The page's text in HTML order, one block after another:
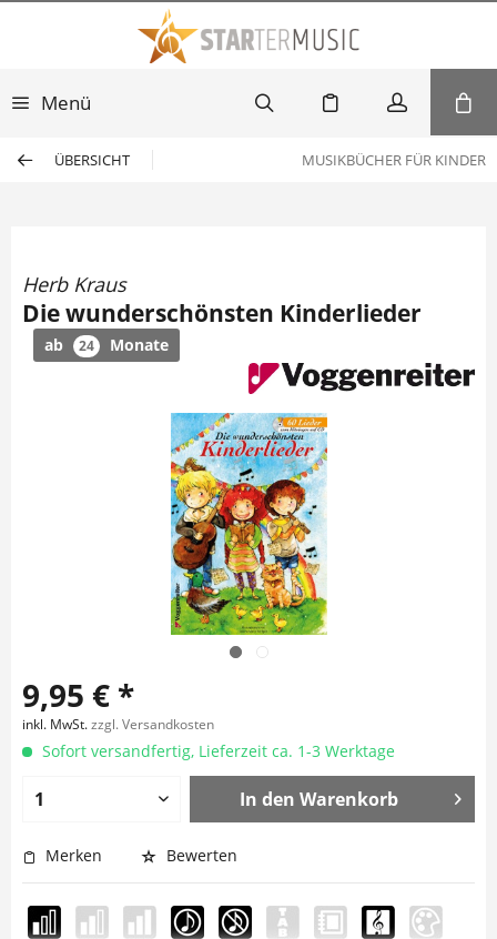
Menü
ÜBERSICHT MUSIKBÜCHER FÜR KINDER
Herb Kraus
Die wunderschönsten Kinderlieder
ab 24 Monate
9,95 € *
inkl. MwSt.zzgl. Versandkosten
Sofort versandfertig, Lieferzeit ca. 1-3 Werktage
In den Warenkorb
Merken Bewerten